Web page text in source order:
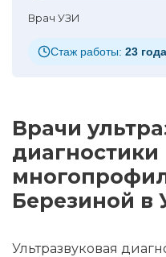
Врач УЗИ
Стаж работы: 23 года
Врачи
диагностики
Березиной в
Ультразвуковая